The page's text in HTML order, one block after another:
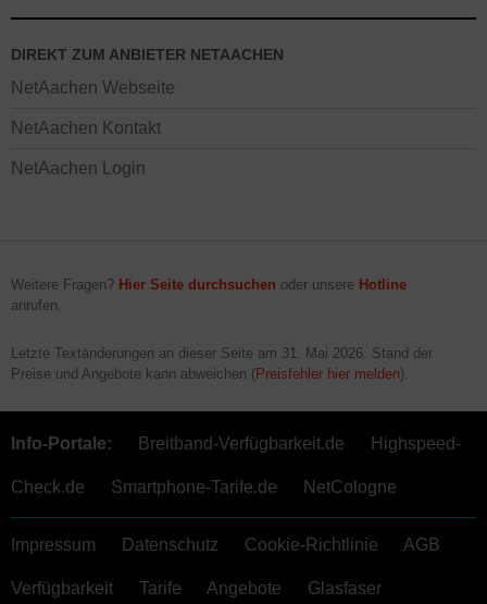
DIREKT ZUM ANBIETER NETAACHEN
NetAachen Webseite
NetAachen Kontakt
NetAachen Login
Weitere Fragen? Hier Seite durchsuchen oder unsere Hotline
anrufen.
Letzte Textänderungen an dieser Seite am 31. Mai 2026 . Stand der
Preise und Angebote kann abweichen (Preisfehler hier melden).
Info-Portale: Breitband-Verfügbarkeit.de Highspeed-
Check.de Smartphone-Tarife.de NetCologne
Impressum Datenschutz Cookie-Richtlinie AGB
Verfügbarkeit Tarife Angebote Glasfaser